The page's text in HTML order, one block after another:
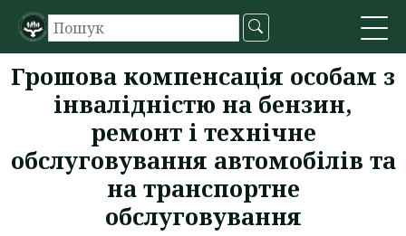
Грошова компенсація особам з
інвалідністю на бензин,
ремонт і технічне
обслуговування автомобілів та
на транспортне
обслуговування